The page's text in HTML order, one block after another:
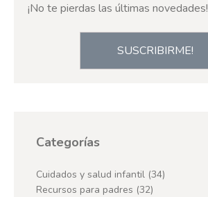
¡No te pierdas las últimas novedades!
SUSCRIBIRME!
Categorías
Cuidados y salud infantil (34)
Recursos para padres (32)